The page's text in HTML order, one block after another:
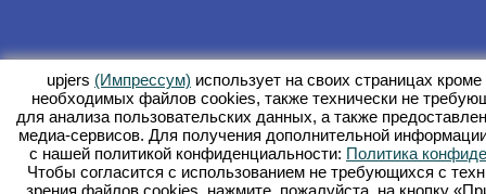
upjers (Импрессум) использует на своих страницах кроме
необходимых файлов сookies, также технически не
для анализа пользовательских данных, а также
медиа-сервисов. Для получения дополнительной
с нашей политикой конфиденциальности: Политика
Чтобы согласится с использованием не требующихся с
зрения файлов cookies, нажмите, пожалуйста, на кнопку